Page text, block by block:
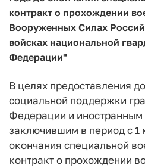
контракт о прохождении
Вооруженных Силах
войсках национальной
Федерации"
В целях предоставления
социальной поддержки
Федерации и
заключившим в период с 1
окончания специальной
контракт о прохождении